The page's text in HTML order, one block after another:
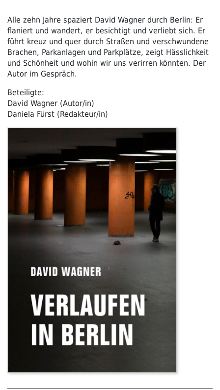
Alle zehn Jahre spaziert David Wagner durch Berlin: Er
flaniert und wandert, er besichtigt und verliebt sich. Er
führt kreuz und quer durch Straßen und verschwundene
Brachen, Parkanlagen und Parkplätze, zeigt Hässlichkeit
und Schönheit und wohin wir uns verirren könnten. Der
Autor im Gespräch.
Beteiligte:
David Wagner (Autor/in)
Daniela Fürst (Redakteur/in)